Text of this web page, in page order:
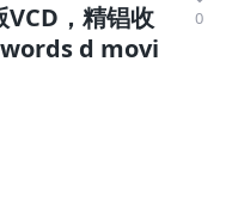
，精锠收
d movi
0